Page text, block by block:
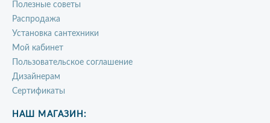
Полезные советы
Распродажа
Установка сантехники
Мой кабинет
Пользовательское соглашение
Дизайнерам
Сертификаты
НАШ МАГАЗИН: